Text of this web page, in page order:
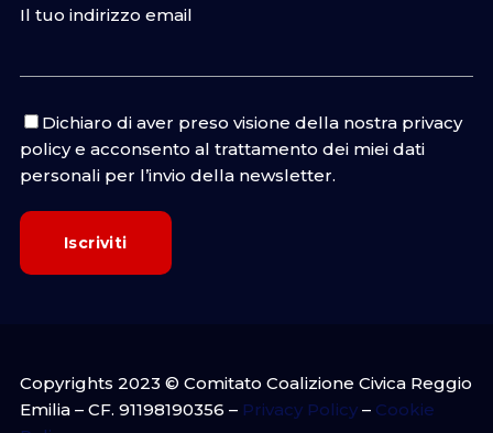
Il tuo indirizzo email
Dichiaro di aver preso visione della nostra privacy
policye acconsento al trattamento dei miei dati
personali per l’invio della newsletter.
Copyrights 2023 © Comitato Coalizione Civica Reggio
Emilia – CF. 91198190356 – Privacy Policy– Cookie